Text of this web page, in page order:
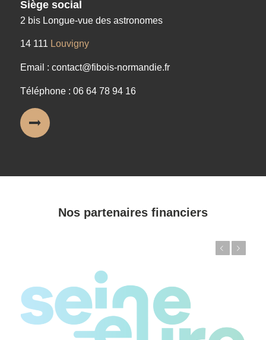
Siège social
2 bis Longue-vue des astronomes
14 111 Louvigny
Email : contact@fibois-normandie.fr
Téléphone : 06 64 78 94 16
Nos partenaires financiers